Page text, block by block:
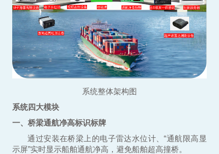
系统整体架构图
系统四大模块
一、桥梁通航净高标识标牌
通过安装在桥梁上的电子雷达水位计、“通航限高显
示屏”实时显示船舶通航净高，避免船舶超高撞桥。